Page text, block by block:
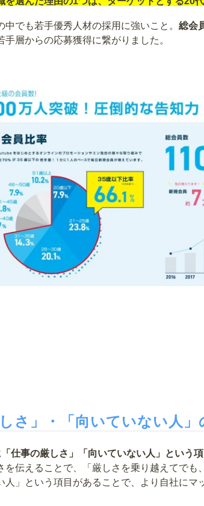
でも若手優秀人材の採用に強いこと。 総会
層からの応募獲得に繋がりました。
さ」・「向いていない人」
仕事の厳しさ」「向いていない人」という項
を伝えることで、「厳しさを乗り越えてで
」という項目があることで、より自社にマ